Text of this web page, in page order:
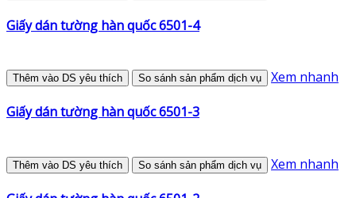
Giấy dán tường hàn quốc 6501-4
Thêm vào DS yêu thích So sánh sản phẩm dịch vụ Xem nhanh
Giấy dán tường hàn quốc 6501-3
Thêm vào DS yêu thích So sánh sản phẩm dịch vụ Xem nhanh